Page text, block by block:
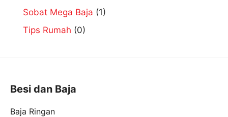
Sobat Mega Baja (1)
Tips Rumah (0)
Besi dan Baja
Baja Ringan